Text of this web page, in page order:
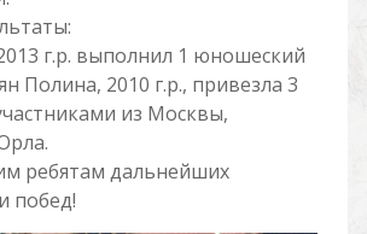
г.р. выполнил 1 юношеский
Полина, 2010 г.р., привезла 3
из Москвы,
ребятам дальнейших
побед!